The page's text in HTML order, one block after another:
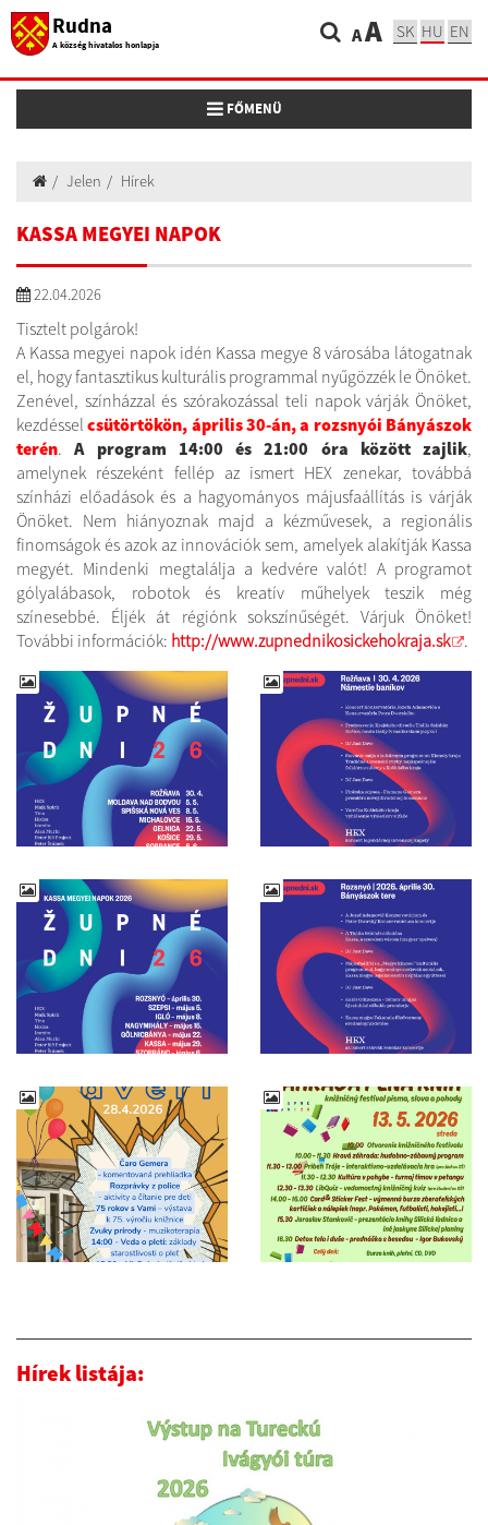
Rudna
A község hivatalos honlapja AA SK HU EN
Toggle navigation
FŐMENÜ
Jelen Hírek
KASSA MEGYEI NAPOK
22.04.2026
Tisztelt polgárok!
A Kassa megyei napok idén Kassa megye 8 városába látogatnak
el, hogy fantasztikus kulturális programmal nyűgözzék le Önöket.
Zenével, színházzal és szórakozással teli napok várják Önöket,
kezdésselcsütörtökön, április 30-án, a rozsnyói Bányászok
terén.A program 14:00 és 21:00 óra között zajlik,
amelynek részeként fellép az ismert HEX zenekar, továbbá
színházi előadások és a hagyományos májusfaállítás is várják
Önöket. Nem hiányoznak majd a kézművesek, a regionális
finomságok és azok az innovációk sem, amelyek alakítják Kassa
megyét. Mindenki megtalálja a kedvére valót! A programot
gólyalábasok, robotok és kreatív műhelyek teszik még
színesebbé. Éljék át régiónk sokszínűségét. Várjuk Önöket!
További információk: http://www.zupnednikosickehokraja.sk .
Hírek listája: